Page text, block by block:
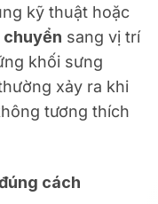
kỹ thuật hoặc
chuyển sang vị trí
khối sưng
xảy ra khi
tương thích
cách